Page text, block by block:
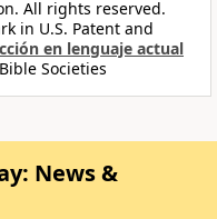
All rights reserved.
in U.S. Patent and
en lenguaje actual
Societies
News &